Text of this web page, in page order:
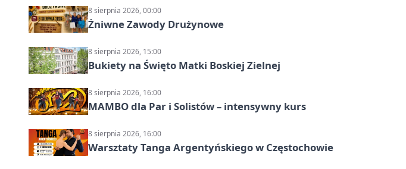
8 sierpnia 2026, 00:00
Żniwne Zawody Drużynowe
8 sierpnia 2026, 15:00
Bukiety na Święto Matki Boskiej Zielnej
8 sierpnia 2026, 16:00
MAMBO dla Par i Solistów – intensywny kurs
8 sierpnia 2026, 16:00
Warsztaty Tanga Argentyńskiego w Częstochowie